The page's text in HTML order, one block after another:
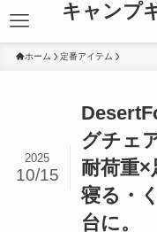
キャンプ
ホーム 定番アイテム
グチェ
耐荷重×
寝る・
台に。
2025
10/15